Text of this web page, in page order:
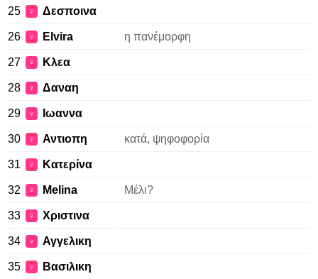
25 ♀ Δεσποινα
26 ♀ Elvira η πανέμορφη
27 ♀ Κλεα
28 ♀ Δαναη
29 ♀ Ιωαννα
30 ♀ Αντιοπη κατά, ψηφοφορία
31 ♀ Κατερίνα
32 ♀ Melina Μέλι?
33 ♀ Χριστινα
34 ♀ Αγγελικη
35 ♀ Βασιλικη